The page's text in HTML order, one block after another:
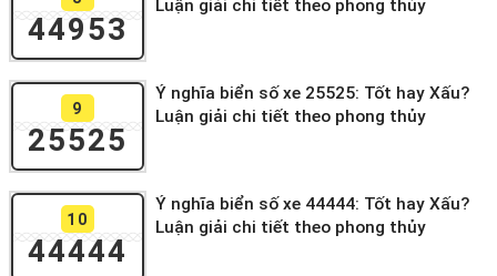
44953
Luận giải chi tiết theo phong thủy
9
25525
Ý nghĩa biển số xe 25525: Tốt hay Xấu?
Luận giải chi tiết theo phong thủy
10
44444
Ý nghĩa biển số xe 44444: Tốt hay Xấu?
Luận giải chi tiết theo phong thủy